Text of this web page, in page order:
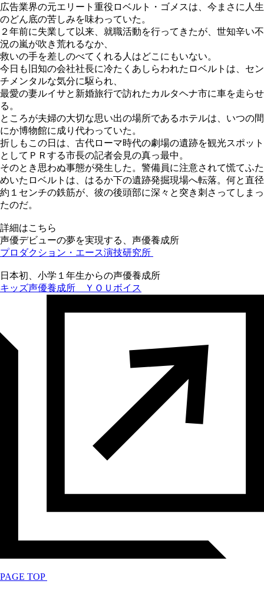
広告業界の元エリート重役ロベルト・ゴメスは、今まさに人生
のどん底の苦しみを味わっていた。
２年前に失業して以来、就職活動を行ってきたが、世知辛い不
況の嵐が吹き荒れるなか、
救いの手を差しのべてくれる人はどこにもいない。
今日も旧知の会社社長に冷たくあしらわれたロベルトは、セン
チメンタルな気分に駆られ、
最愛の妻ルイサと新婚旅行で訪れたカルタヘナ市に車を走らせ
る。
ところが夫婦の大切な思い出の場所であるホテルは、いつの間
にか博物館に成り代わっていた。
折しもこの日は、古代ローマ時代の劇場の遺跡を観光スポット
としてＰＲする市長の記者会見の真っ最中。
そのとき思わぬ事態が発生した。警備員に注意されて慌てふた
めいたロベルトは、はるか下の遺跡発掘現場へ転落。何と直径
約１センチの鉄筋が、彼の後頭部に深々と突き刺さってしまっ
たのだ。
詳細はこちら
声優デビューの夢を実現する、声優養成所
プロダクション・エース演技研究所
日本初、小学１年生からの声優養成所
キッズ声優養成所 ＹＯＵボイス
PAGE TOP